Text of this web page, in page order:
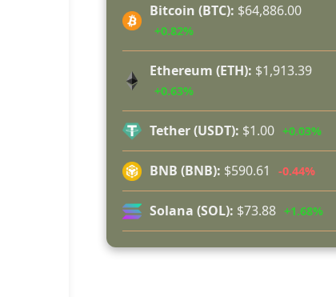
Младежи от Люлин и Део сред
доброволци на пожара край
Началникът на пожарната в
благодари поименно на всички,
бяха рамо до рамо с
150 декара гори, треви и храсти
доброволци се хвърлиха в
Полицията влиза в селата
Bitcoin (BTC): $64,886.00
+0.82%
Ethereum (ETH): $1,913.39
+0.63%
Tether (USDT): $1.00 +0.03%
BNB (BNB): $590.61 -0.44%
Solana (SOL): $73.88 +1.68%